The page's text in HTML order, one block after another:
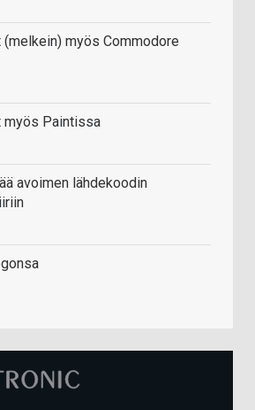
myös Commodore
myös Paintissa
avoimen lähdekoodin